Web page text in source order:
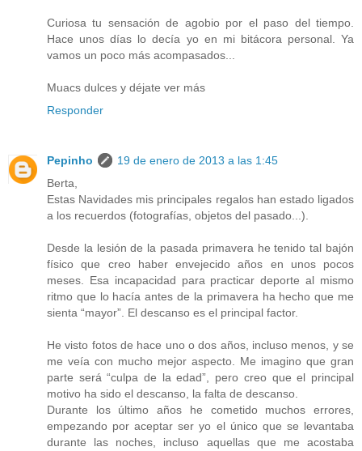
Curiosa tu sensación de agobio por el paso del tiempo.
Hace unos días lo decía yo en mi bitácora personal. Ya
vamos un poco más acompasados...
Muacs dulces y déjate ver más
Responder
Pepinho
19 de enero de 2013 a las 1:45
Berta,
Estas Navidades mis principales regalos han estado ligados
a los recuerdos (fotografías, objetos del pasado...).
Desde la lesión de la pasada primavera he tenido tal bajón
físico que creo haber envejecido años en unos pocos
meses. Esa incapacidad para practicar deporte al mismo
ritmo que lo hacía antes de la primavera ha hecho que me
sienta “mayor”. El descanso es el principal factor.
He visto fotos de hace uno o dos años, incluso menos, y se
me veía con mucho mejor aspecto. Me imagino que gran
parte será “culpa de la edad”, pero creo que el principal
motivo ha sido el descanso, la falta de descanso.
Durante los último años he cometido muchos errores,
empezando por aceptar ser yo el único que se levantaba
durante las noches, incluso aquellas que me acostaba